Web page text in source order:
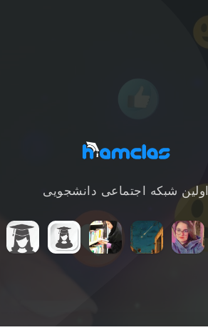
اولین شبکه اجتماعی دانشجویی